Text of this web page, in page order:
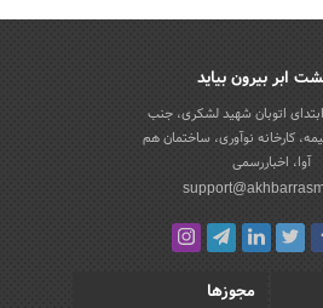
ابر بیرون بیاید
ابتدای اتوبان شهید لشکری، جنب
کارخانه نوآوری، ساختمان هم
آوا، اخباررسمی
مجوزها